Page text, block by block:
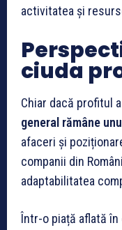
activitatea și
ciuda
Chiar dacă profitul
general rămâne
afaceri și
companii din
adaptabilitatea
Într-o piață aflată în